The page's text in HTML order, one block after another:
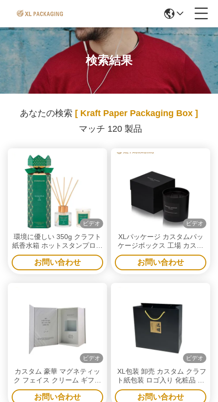
検索結果
あなたの検索 [ Kraft Paper Packaging Box ]
マッチ 120 製品
ビデオ
環境に優しい 350g クラフト
紙香水箱 ホットスタンプロゴ
とグリーンリボンアクセサリ
ー
お問い合わせ
ビデオ
XLパッケージ カスタムパッ
ケージボックス 工場 カスタ
ムクラフトキャンドル 蓋と底
付き 頑丈なギフトキャンドル
紙のトレイ付き
お問い合わせ
ビデオ
カスタム 豪華 マグネティッ
ク フェイス クリーム ギフト
ボックス リサイクル可能
2mm 硬板 スキンケア 梱包
お問い合わせ
ビデオ
XL包装 卸売 カスタム クラフ
ト紙包装 ロゴ入り 化粧品 衣
類用 リサイクル可能なソリュ
ーション テクスチャード加工
お問い合わせ